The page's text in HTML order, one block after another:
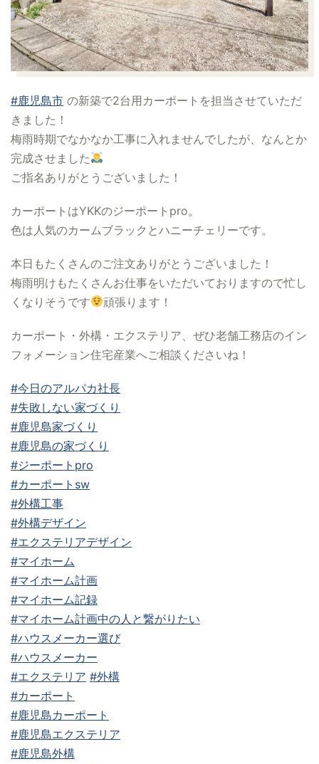
#鹿児島市 の新築で2台用カーポートを担当させていただ
きました！
梅雨時期でなかなか工事に入れませんでしたが、なんとか
完成させました
ご指名ありがとうございました！
カーポートはYKKのジーポートpro。
色は人気のカームブラックとハニーチェリーです。
本日もたくさんのご注文ありがとうございました！
梅雨明けもたくさんお仕事をいただいておりますので忙し
くなりそうです
頑張ります！
カーポート・外構・エクステリア、ぜひ老舗工務店のイン
フォメーション住宅産業へご相談くださいね！
#今日のアルパカ社長
#失敗しない家づくり
#鹿児島家づくり
#鹿児島の家づくり
#ジーポートpro
#カーポートsw
#外構工事
#外構デザイン
#エクステリアデザイン
#マイホーム
#マイホーム計画
#マイホーム記録
#マイホーム計画中の人と繋がりたい
#ハウスメーカー選び
#ハウスメーカー
#エクステリア #外構
#カーポート
#鹿児島カーポート
#鹿児島エクステリア
#鹿児島外構